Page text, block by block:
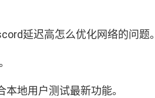
延迟高怎么优化网络的问题。
地用户测试最新功能。